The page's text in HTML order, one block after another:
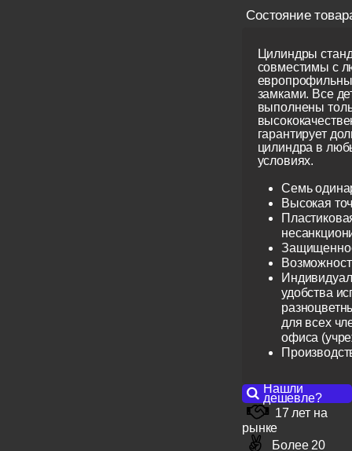
Состояние
Цилиндры
совместимы с
замками. Все
выполнены
гарантирует
цилиндра в
условиях.
Семь
Высокая
удобства
для всех
офиса
Нашли
дешевле?
17 лет на
рынке
Более 20